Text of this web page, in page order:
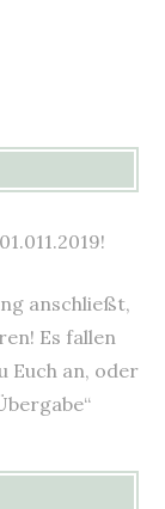
anschließt,
Es fallen
Euch an, oder